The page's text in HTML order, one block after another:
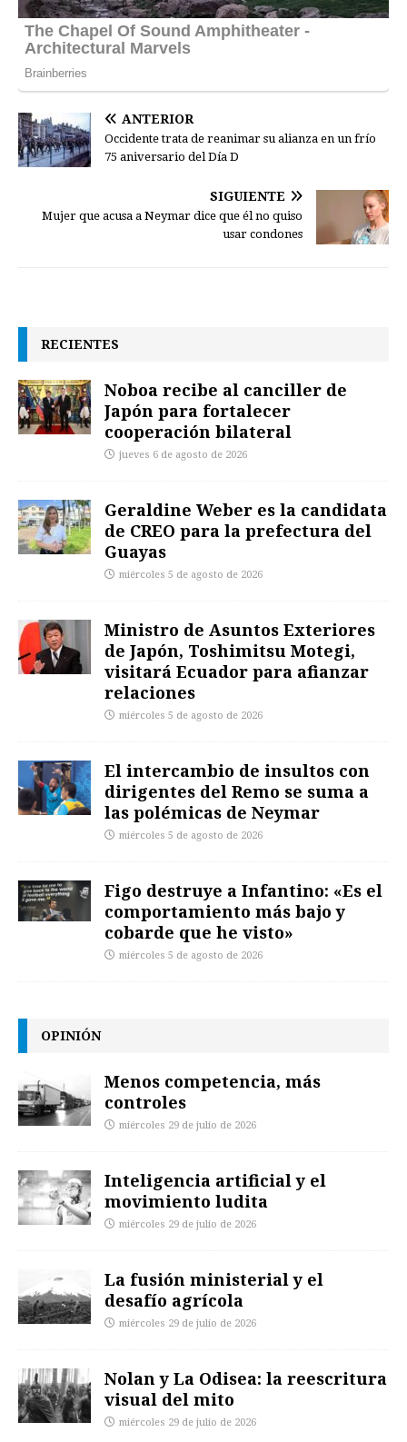
ANTERIOR
Occidente trata de reanimar su alianza en un frío
75 aniversario del Día D
SIGUIENTE
Mujer que acusa a Neymar dice que él no quiso
usar condones
RECIENTES
Noboa recibe al canciller de
Japón para fortalecer
cooperación bilateral
jueves 6 de agosto de 2026
Geraldine Weber es la candidata
de CREO para la prefectura del
Guayas
miércoles 5 de agosto de 2026
Ministro de Asuntos Exteriores
de Japón, Toshimitsu Motegi,
visitará Ecuador para afianzar
relaciones
miércoles 5 de agosto de 2026
El intercambio de insultos con
dirigentes del Remo se suma a
las polémicas de Neymar
miércoles 5 de agosto de 2026
Figo destruye a Infantino: «Es el
comportamiento más bajo y
cobarde que he visto»
miércoles 5 de agosto de 2026
OPINIÓN
Menos competencia, más
controles
miércoles 29 de julio de 2026
Inteligencia artificial y el
movimiento ludita
miércoles 29 de julio de 2026
La fusión ministerial y el
desafío agrícola
miércoles 29 de julio de 2026
Nolan y La Odisea: la reescritura
visual del mito
miércoles 29 de julio de 2026